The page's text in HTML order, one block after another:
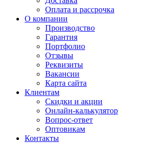
Оплата и рассрочка
О компании
Производство
Гарантия
Портфолио
Отзывы
Реквизиты
Вакансии
Карта сайта
Клиентам
Скидки и акции
Онлайн-калькулятор
Вопрос-ответ
Оптовикам
Контакты